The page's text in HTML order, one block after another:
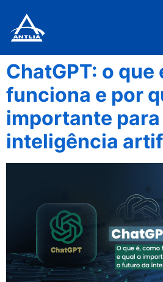
ChatGPT: o que
funciona e por
importante
inteligência